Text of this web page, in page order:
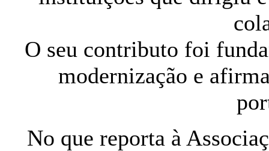
O seu contributo foi
modernização e
No que reporta à